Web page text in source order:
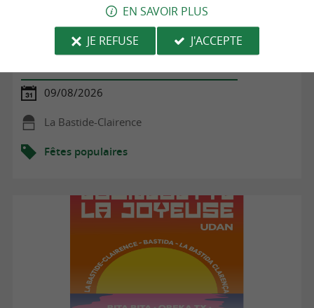
Guinguette La Joyeuse, l'after-bal
09/08/2026
La Bastide-Clairence
Fêtes populaires
EN SAVOIR PLUS
JE REFUSE
J'ACCEPTE